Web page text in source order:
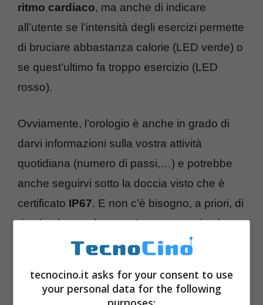
ritmo cardiaco, ma anche di indicare
all’utente se l’intensità degli esercizi permette
di bruciare abbastanza calorie (LED verde) o
se quest’ultimo fa troppo esercizio (LED
rosso).
Ovviamente, l’orologio è anche in grado di
darvi informazioni sulla vostra attività
quotidiana (numero di passi,…) e potrebbe
anche seguirvi sotto la doccia visto che è
certificato IP67. E non c’è bisogno, a priori, di
ricaricarlo tutte le sere. Asus annuncia che
VivoWatch sarebbe in grado di reggere
ad un supporto e di collegare
tecnocino.it asks for your consent to use
your personal data for the following